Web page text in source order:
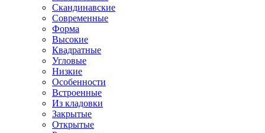
Скандинавские
Современные
Форма
Высокие
Квадратные
Угловые
Низкие
Особенности
Встроенные
Из кладовки
Закрытые
Открытые